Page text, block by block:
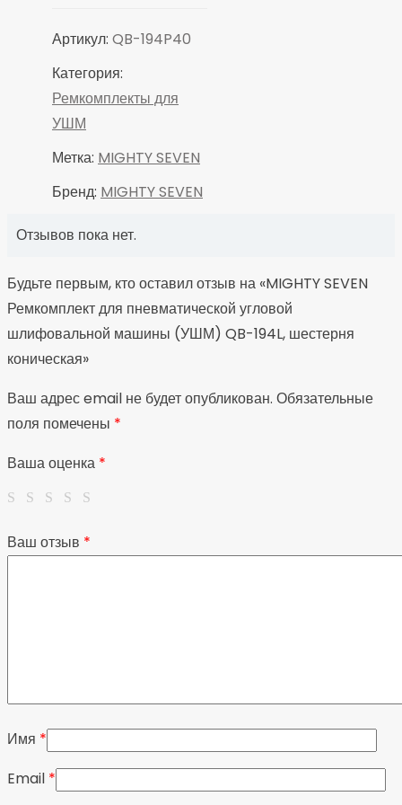
коническая
Артикул: QB-194P40
Категория:
Ремкомплекты для
УШМ
Метка: MIGHTY SEVEN
Бренд: MIGHTY SEVEN
Отзывов пока нет.
Будьте первым, кто оставил отзыв на «MIGHTY SEVEN
Ремкомплект для пневматической угловой
шлифовальной машины (УШМ) QB-194L, шестерня
коническая»
Ваш адрес email не будет опубликован. Обязательные
поля помечены *
Ваша оценка *
Ваш отзыв *
Имя *
Email *